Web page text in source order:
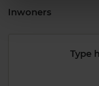
Inwoners
Type